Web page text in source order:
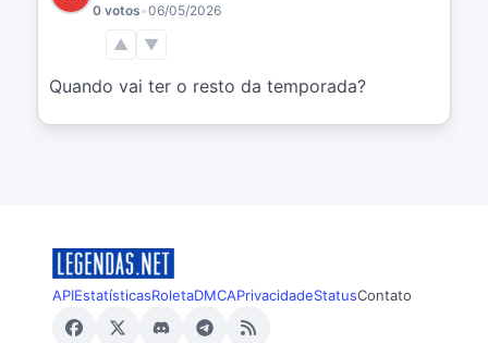
0 votos •06/05/2026
▲ ▼
Quando vai ter o resto da temporada?
APIEstatísticasRoletaDMCAPrivacidadeStatusContato